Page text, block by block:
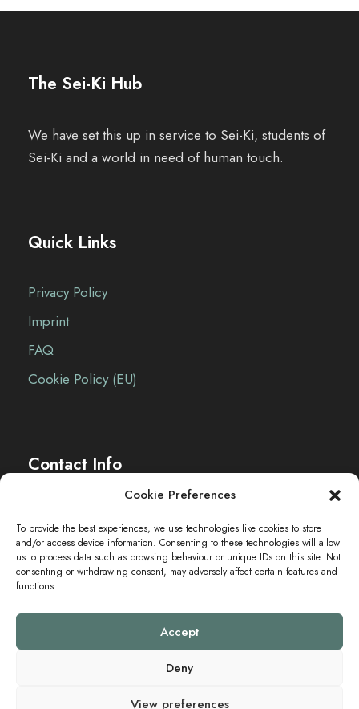
Cookie Preferences
To provide the best experiences, we use technologies like cookies to store
and/or access device information. Consenting to these technologies will allow
us to process data such as browsing behaviour or unique IDs on this site. Not
consenting or withdrawing consent, may adversely affect certain features and
functions.
Accept
Deny
View preferences
N
n
e
The Sei-Ki Hub
We have set this up in service to Sei-Ki, students of
Sei-Ki and a world in need of human touch.
Quick Links
Privacy Policy
Imprint
FAQ
Cookie Policy (EU)
Contact Info
Get in touch